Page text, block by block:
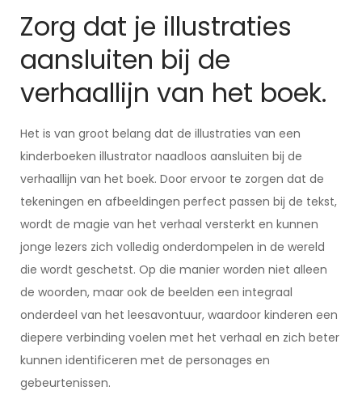
Zorg dat je illustraties
aansluiten bij de
verhaallijn van het boek.
Het is van groot belang dat de illustraties van een
kinderboeken illustrator naadloos aansluiten bij de
verhaallijn van het boek. Door ervoor te zorgen dat de
tekeningen en afbeeldingen perfect passen bij de tekst,
wordt de magie van het verhaal versterkt en kunnen
jonge lezers zich volledig onderdompelen in de wereld
die wordt geschetst. Op die manier worden niet alleen
de woorden, maar ook de beelden een integraal
onderdeel van het leesavontuur, waardoor kinderen een
diepere verbinding voelen met het verhaal en zich beter
kunnen identificeren met de personages en
gebeurtenissen.